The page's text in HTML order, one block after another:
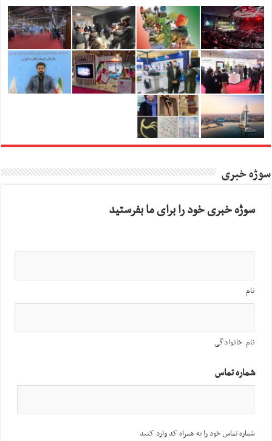
سوژه خبری
سوژه خبری خود را برای ما بفرستید
نام
نام خانوادگی
شماره تماس
شماره تماس خود را به همراه کد وارد کنید